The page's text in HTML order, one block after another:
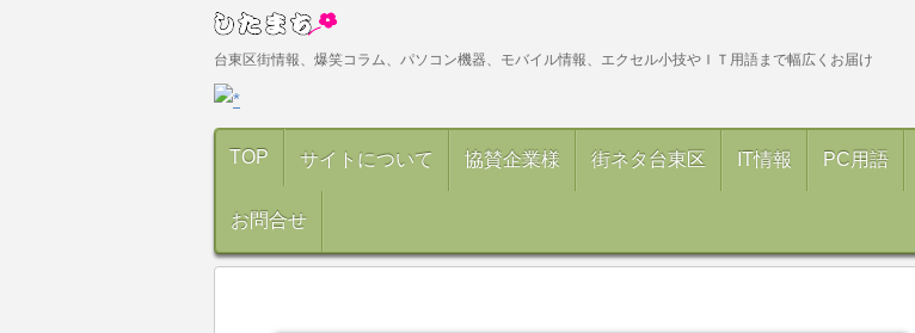
台東区街情報、爆笑コラム、パソコン機器、モバイル情報、エクセル小技やＩＴ用語まで幅広くお届け
TOP サイトについて 協賛企業様 街ネタ台東区 IT情報 PC用語
お問合せ